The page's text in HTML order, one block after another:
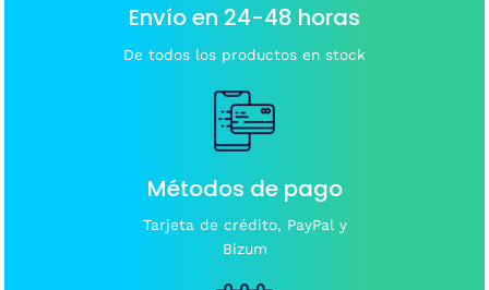
Envío en 24-48 horas
De todos los productos en stock
Métodos de pago
Tarjeta de crédito, PayPal y
Bizum